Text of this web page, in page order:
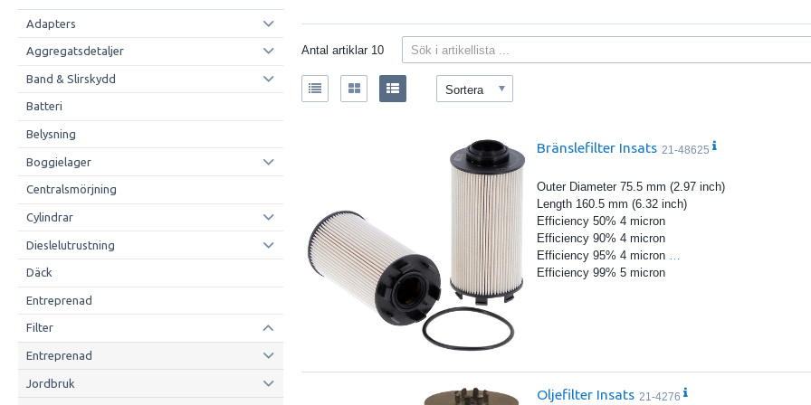
Adapters
Aggregatsdetaljer
Band & Slirskydd
Batteri
Belysning
Boggielager
Centralsmörjning
Cylindrar
Dieslelutrustning
Däck
Entreprenad
Filter
Entreprenad
Jordbruk
Antal artiklar 10
Sortera
Bränslefilter Insats 21-48625
Outer Diameter 75.5 mm (2.97 inch)
Length 160.5 mm (6.32 inch)
Efficiency 50% 4 micron
Efficiency 90% 4 micron
Efficiency 95% 4 micron
Efficiency 99% 5 micron
Oljefilter Insats 21-4276